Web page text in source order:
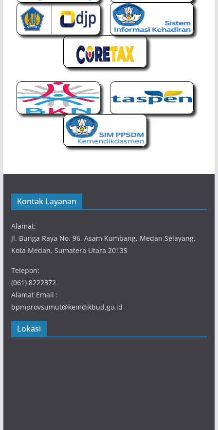
Kontak Layanan
Alamat:
Jl. Bunga Raya No. 96, Asam Kumbang, Medan Selayang,
Kota Medan, Sumatera Utara 20135
Telepon:
(061) 8222372
Alamat Email :
bpmprovsumut@kemdikbud.go.id
Lokasi